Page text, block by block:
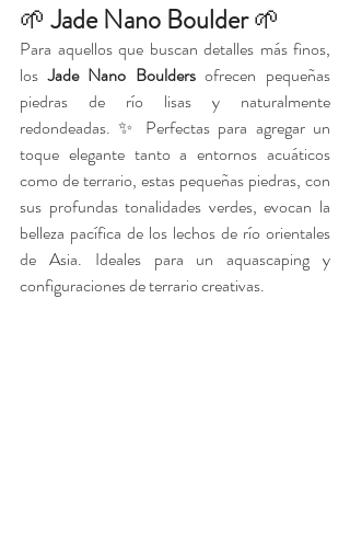
🌱 Jade Nano Boulder 🌱
Para aquellos que buscan detalles más finos,
los Jade Nano Boulders ofrecen pequeñas
piedras de río lisas y naturalmente
redondeadas. ✨ Perfectas para agregar un
toque elegante tanto a entornos acuáticos
como de terrario, estas pequeñas piedras, con
sus profundas tonalidades verdes, evocan la
belleza pacífica de los lechos de río orientales
de Asia. Ideales para un aquascaping y
configuraciones de terrario creativas.